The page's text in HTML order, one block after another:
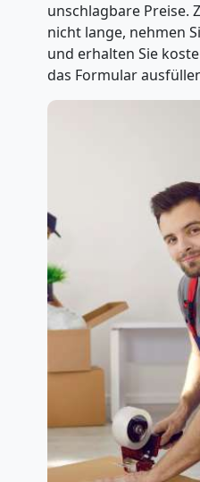
unschlagbare Preise.
nicht lange, nehmen
und erhalten Sie
das Formular